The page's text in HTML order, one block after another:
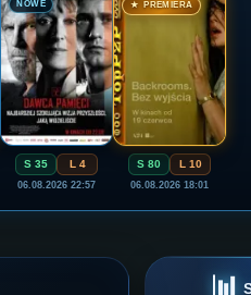
🎬NOWE
S 35 L 4
06.08.2026 22:57
🎬★ PREMIERA
S 80 L 10
06.08.2026 18:01
📊